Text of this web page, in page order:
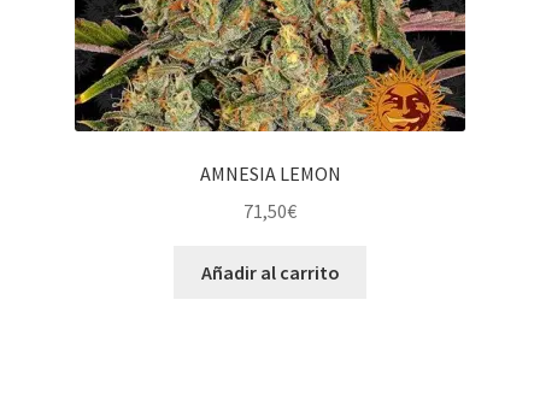
AMNESIA LEMON
71,50€
Añadir al carrito